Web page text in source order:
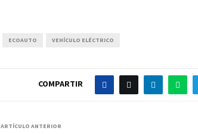
ECOAUTO VEHÍCULO ELÉCTRICO
COMPARTIR
ARTÍCULO ANTERIOR